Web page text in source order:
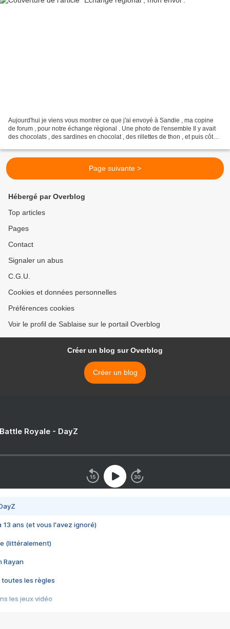
Aujourd'hui je viens vous montrer ce que j'ai envoyé à Sandie , ma copine
de forum , pour notre échange régional . Une photo de l'ensemble Il y avait
des chocolats , des sardines en chocolat , des rillettes de thon , et puis côté
Page suivante >
Hébergé par Overblog
Top articles
Pages
Contact
Signaler un abus
C.G.U.
Cookies et données personnelles
Préférences cookies
Voir le profil de Sablaise sur le portail Overblog
Créer un blog sur Overblog
Créer un blog
Royale - DayZ
13 ans (et vous l'avez ignoré)
(littéralement)
Rayan
toutes les règles
les jeux vidéo